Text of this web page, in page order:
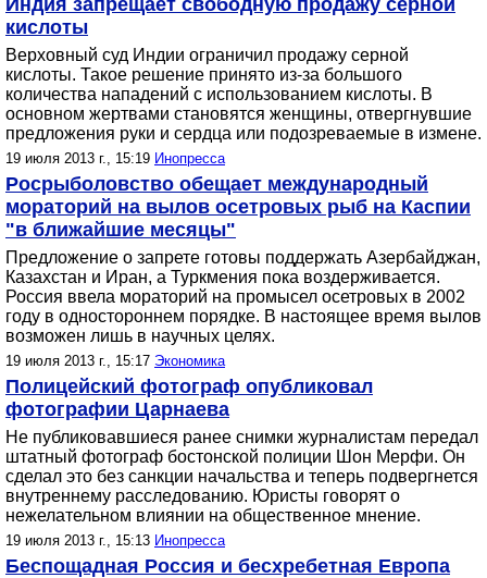
Индия запрещает свободную продажу серной
кислоты
Верховный суд Индии ограничил продажу серной
кислоты. Такое решение принято из-за большого
количества нападений с использованием кислоты. В
основном жертвами становятся женщины, отвергнувшие
предложения руки и сердца или подозреваемые в измене.
19 июля 2013 г., 15:19 Инопресса
Росрыболовство обещает международный
мораторий на вылов осетровых рыб на Каспии
"в ближайшие месяцы"
Предложение о запрете готовы поддержать Азербайджан,
Казахстан и Иран, а Туркмения пока воздерживается.
Россия ввела мораторий на промысел осетровых в 2002
году в одностороннем порядке. В настоящее время вылов
возможен лишь в научных целях.
19 июля 2013 г., 15:17 Экономика
Полицейский фотограф опубликовал
фотографии Царнаева
Не публиковавшиеся ранее снимки журналистам передал
штатный фотограф бостонской полиции Шон Мерфи. Он
сделал это без санкции начальства и теперь подвергнется
внутреннему расследованию. Юристы говорят о
нежелательном влиянии на общественное мнение.
19 июля 2013 г., 15:13 Инопресса
Беспощадная Россия и бесхребетная Европа